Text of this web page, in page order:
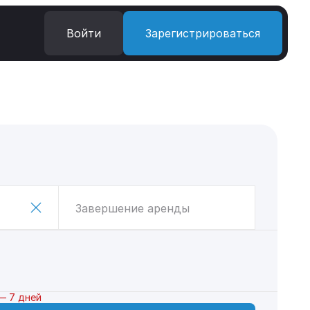
Войти Зарегистрироваться
Завершение аренды
7 дней